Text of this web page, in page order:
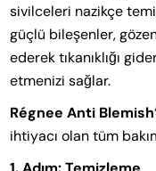
sivilceleri nazikçe
güçlü bileşenler,
ederek tıkanıklığı
etmenizi sağlar.
Régnee Anti Blemish
ihtiyacı olan tüm